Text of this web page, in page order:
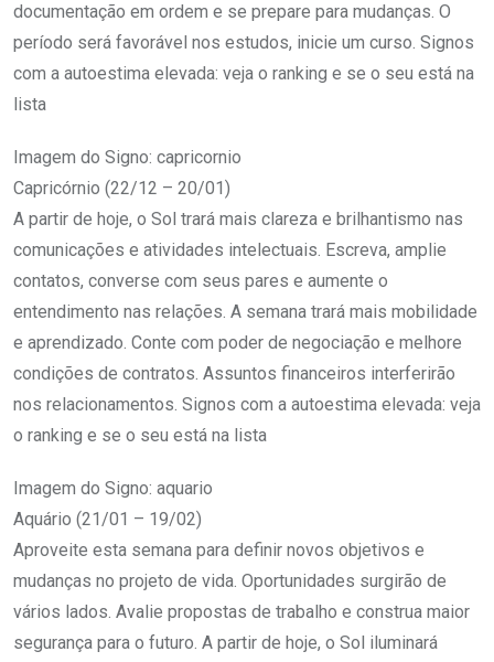
documentação em ordem e se prepare para mudanças. O
período será favorável nos estudos, inicie um curso. Signos
com a autoestima elevada: veja o ranking e se o seu está na
lista
Imagem do Signo: capricornio
Capricórnio (22/12 – 20/01)
A partir de hoje, o Sol trará mais clareza e brilhantismo nas
comunicações e atividades intelectuais. Escreva, amplie
contatos, converse com seus pares e aumente o
entendimento nas relações. A semana trará mais mobilidade
e aprendizado. Conte com poder de negociação e melhore
condições de contratos. Assuntos financeiros interferirão
nos relacionamentos. Signos com a autoestima elevada: veja
o ranking e se o seu está na lista
Imagem do Signo: aquario
Aquário (21/01 – 19/02)
Aproveite esta semana para definir novos objetivos e
mudanças no projeto de vida. Oportunidades surgirão de
vários lados. Avalie propostas de trabalho e construa maior
segurança para o futuro. A partir de hoje, o Sol iluminará